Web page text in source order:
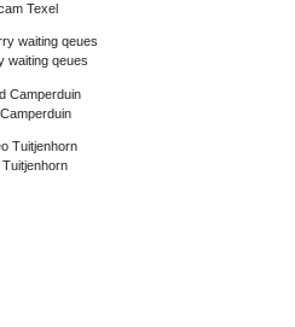
Texel
waiting qeues
Tuitjenhorn